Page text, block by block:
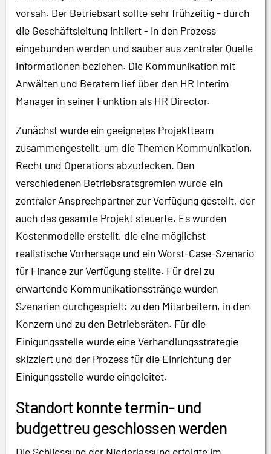
vorsah. Der Betriebsart sollte sehr frühzeitig - durch
die Geschäftsleitung initiiert - in den Prozess
eingebunden werden und sauber aus zentraler Quelle
Informationen beziehen. Die Kommunikation mit
Anwälten und Beratern lief über den HR Interim
Manager in seiner Funktion als HR Director.
Zunächst wurde ein geeignetes Projektteam
zusammengestellt, um die Themen Kommunikation,
Recht und Operations abzudecken. Den
verschiedenen Betriebsratsgremien wurde ein
zentraler Ansprechpartner zur Verfügung gestellt, der
auch das gesamte Projekt steuerte. Es wurden
Kostenmodelle erstellt, die eine möglichst
realistische Vorhersage und ein Worst-Case-Szenario
für Finance zur Verfügung stellte. Für drei zu
erwartende Kommunikationsstränge wurden
Szenarien durchgespielt: zu den Mitarbeitern, in den
Konzern und zu den Betriebsräten. Für die
Einigungsstelle wurde eine Verhandlungsstrategie
skizziert und der Prozess für die Einrichtung der
Einigungsstelle wurde eingeleitet.
Standort konnte termin- und
budgettreu geschlossen werden